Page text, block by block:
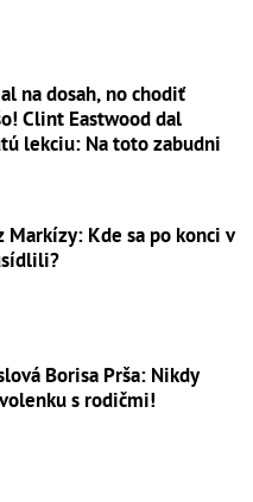
na dosah, no chodiť
Clint Eastwood dal
lekciu: Na toto zabudni
Markízy: Kde sa po konci v
Borisa Prša: Nikdy
s rodičmi!